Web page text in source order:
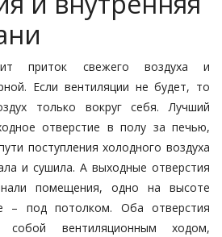
приток свежего воздуха и
Если вентиляции не будет, то
только вокруг себя. Лучший
отверстие в полу за печью,
поступления холодного воздуха
и сушила. А выходные отверстия
помещения, одно на высоте
– под потолком. Оба отверстия
собой вентиляционным ходом,